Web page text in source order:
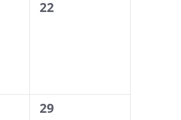
0
22
0
29